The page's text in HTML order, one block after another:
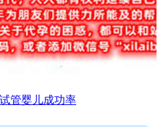
管婴儿成功率